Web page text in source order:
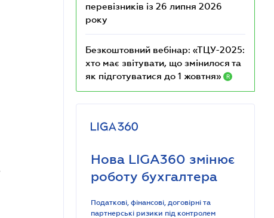
перевізників із 26 липня 2026
року
Безкоштовний вебінар: «ТЦУ-2025:
хто має звітувати, що змінилося та
як підготуватися до 1 жовтня»
R
Нова LIGA360 змінює
роботу бухгалтера
Податкові, фінансові, договірні та
партнерські ризики під контролем